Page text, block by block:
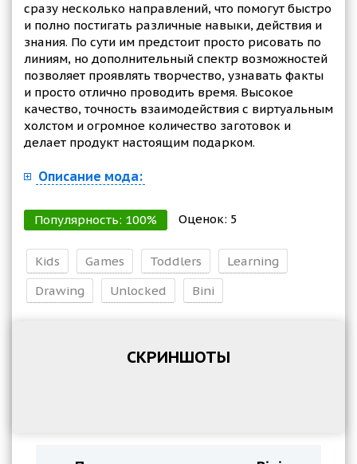
сразу несколько направлений, что помогут быстро
и полно постигать различные навыки, действия и
знания. По сути им предстоит просто рисовать по
линиям, но дополнительный спектр возможностей
позволяет проявлять творчество, узнавать факты
и просто отлично проводить время. Высокое
качество, точность взаимодействия с виртуальным
холстом и огромное количество заготовок и
делает продукт настоящим подарком.
Описание мода:
Популярность: 100% Оценок: 5
Kids Games Toddlers
Learning
Drawing
Unlocked Bini
СКРИНШОТЫ